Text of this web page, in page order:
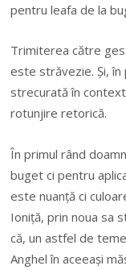
pentru leafa de la
Trimiterea către
este străvezie. Și,
strecurată în
rotunjire retorică.
În primul rând
buget ci pentru
este nuanță ci
Ioniță, prin noua sa
că, un astfel de
Anghel în aceeași